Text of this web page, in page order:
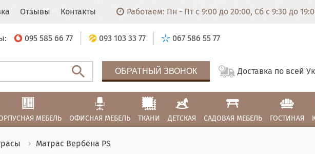
Отзывы Контакты Работаем: Пн - Пт с 9:00 до 20:00, Сб с 9:30 до
095 585 66 77 093 103 33 77 067 586 55 77
ОБРАТНЫЙ ЗВОНОК Доставка по всей
МЕБЕЛЬ ОФИСНАЯ МЕБЕЛЬ ТКАНИ ДЕТСКАЯ САДОВАЯ МЕБЕЛЬ ГОСТИНАЯ
Матрас Вербена PS